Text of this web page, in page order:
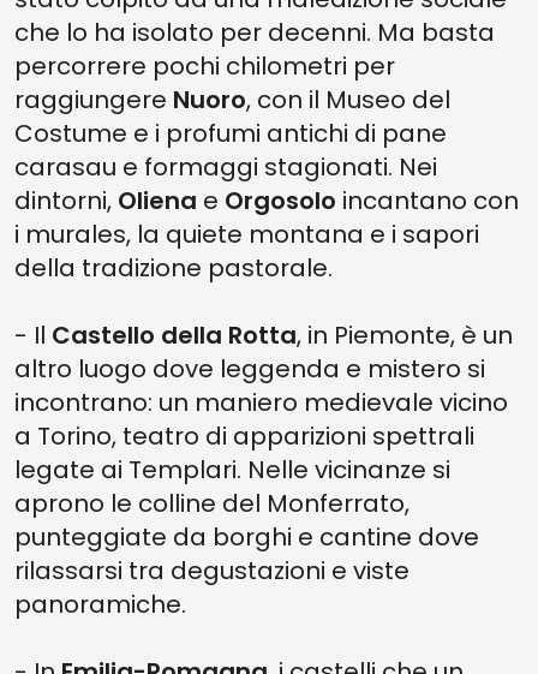
che lo ha isolato per decenni. Ma basta
percorrere pochi chilometri per
raggiungere Nuoro, con il Museo del
Costume e i profumi antichi di pane
carasau e formaggi stagionati. Nei
dintorni, Oliena e Orgosolo incantano con
i murales, la quiete montana e i sapori
della tradizione pastorale.
- Il Castello della Rotta, in Piemonte, è un
altro luogo dove leggenda e mistero si
incontrano: un maniero medievale vicino
a Torino, teatro di apparizioni spettrali
legate ai Templari. Nelle vicinanze si
aprono le colline del Monferrato,
punteggiate da borghi e cantine dove
rilassarsi tra degustazioni e viste
panoramiche.